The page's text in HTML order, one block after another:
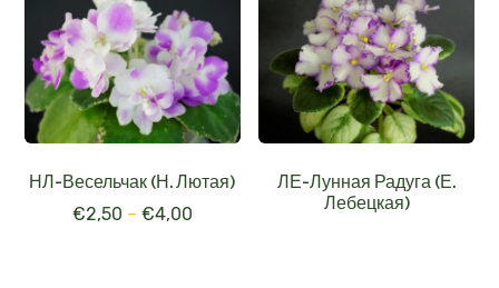
НЛ-Весельчак (Н. Лютая)
€2,50 – €4,00
ЛЕ-Лунная Радуга (Е.
Лебецкая)